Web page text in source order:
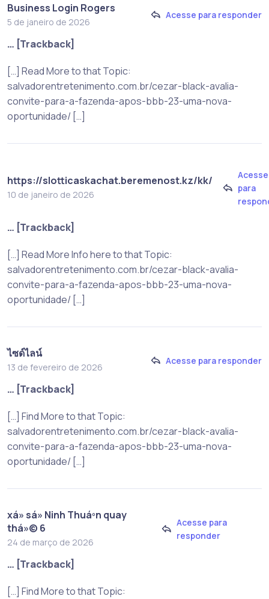
Business Login Rogers
5 de janeiro de 2026
Acesse para responder
… [Trackback]
[…] Read More to that Topic:
salvadorentretenimento.com.br/cezar-black-avalia-
convite-para-a-fazenda-apos-bbb-23-uma-nova-
oportunidade/ […]
https://slotticaskachat.beremenost.kz/kk/
10 de janeiro de 2026
Acesse
para
… [Trackback]
[…] Read More Info here to that Topic:
salvadorentretenimento.com.br/cezar-black-avalia-
convite-para-a-fazenda-apos-bbb-23-uma-nova-
oportunidade/ […]
ไซด์ไลน์
13 de fevereiro de 2026
Acesse para responder
… [Trackback]
[…] Find More to that Topic:
salvadorentretenimento.com.br/cezar-black-avalia-
convite-para-a-fazenda-apos-bbb-23-uma-nova-
oportunidade/ […]
xá» sá» Ninh Thuáº­n quay
thá»© 6
24 de março de 2026
Acesse para
responder
… [Trackback]
[…] Find More to that Topic: